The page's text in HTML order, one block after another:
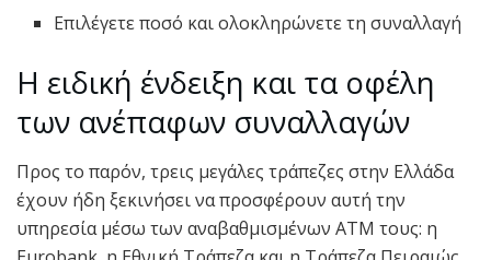
Επιλέγετε ποσό και ολοκληρώνετε τη συναλλαγή
Η ειδική ένδειξη και τα οφέλη
των ανέπαφων συναλλαγών
Προς το παρόν, τρεις μεγάλες τράπεζες στην Ελλάδα
έχουν ήδη ξεκινήσει να προσφέρουν αυτή την
υπηρεσία μέσω των αναβαθμισμένων ΑΤΜ τους: η